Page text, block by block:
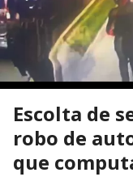
Escolta de
robo de
que